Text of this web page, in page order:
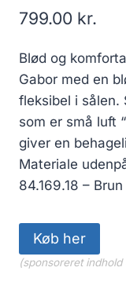
799.00 kr.
Blød og
Gabor med en
fleksibel i sålen.
som er små luft
giver en
Materiale
84.169.18 – Brun
Køb her
(sponsoreret